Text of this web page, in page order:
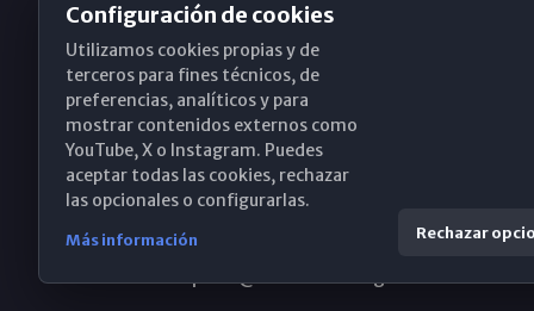
Obispado de Málaga
Santa María, 18-20. 29015 Málaga
(+34) 952 224 386
Configuración de cookies
Utilizamos cookies propias y de
terceros para fines técnicos, de
preferencias, analíticos y para
mostrar contenidos externos como
YouTube, X o Instagram. Puedes
aceptar todas las cookies, rechazar
las opcionales o configurarlas.
Más información Rechazar